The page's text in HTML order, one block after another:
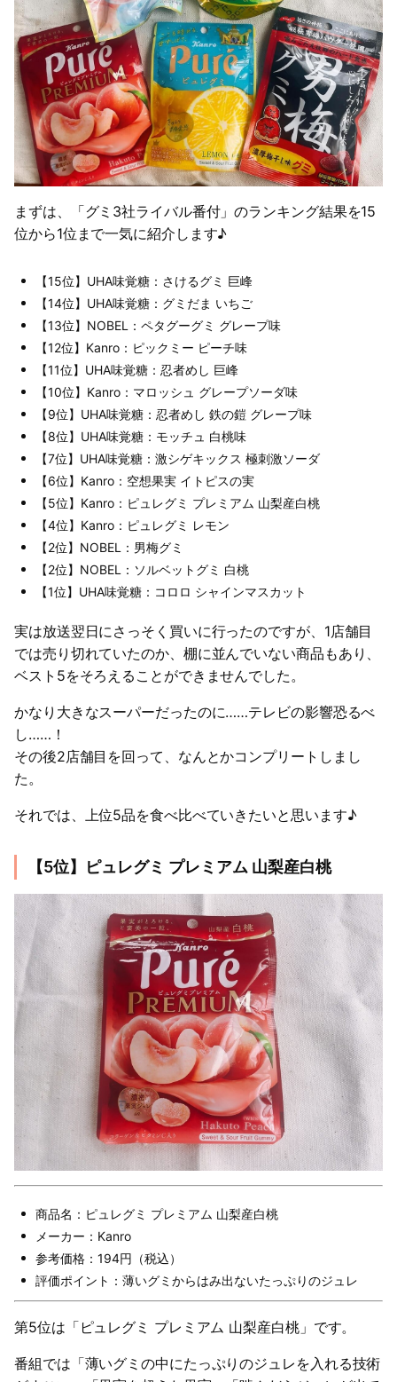
まずは、「グミ3社ライバル番付」のランキング結果を15
位から1位まで一気に紹介します♪
【15位】UHA味覚糖：さけるグミ 巨峰
【14位】UHA味覚糖：グミだま いちご
【13位】NOBEL：ペタグーグミ グレープ味
【12位】Kanro：ピックミー ピーチ味
【11位】UHA味覚糖：忍者めし 巨峰
【10位】Kanro：マロッシュ グレープソーダ味
【9位】UHA味覚糖：忍者めし 鉄の鎧 グレープ味
【8位】UHA味覚糖：モッチュ 白桃味
【7位】UHA味覚糖：激シゲキックス 極刺激ソーダ
【6位】Kanro：空想果実 イトピスの実
【5位】Kanro：ピュレグミ プレミアム 山梨産白桃
【4位】Kanro：ピュレグミ レモン
【2位】NOBEL：男梅グミ
【2位】NOBEL：ソルベットグミ 白桃
【1位】UHA味覚糖：コロロ シャインマスカット
実は放送翌日にさっそく買いに行ったのですが、1店舗目
では売り切れていたのか、棚に並んでいない商品もあり、
ベスト5をそろえることができませんでした。
かなり大きなスーパーだったのに……テレビの影響恐るべ
し……！
その後2店舗目を回って、なんとかコンプリートしまし
た。
それでは、上位5品を食べ比べていきたいと思います♪
【5位】ピュレグミ プレミアム 山梨産白桃
商品名：ピュレグミ プレミアム 山梨産白桃
メーカー：Kanro
参考価格：194円（税込）
評価ポイント：薄いグミからはみ出ないたっぷりのジュレ
第5位は「ピュレグミ プレミアム 山梨産白桃」です。
番組では「薄いグミの中にたっぷりのジュレを入れる技術